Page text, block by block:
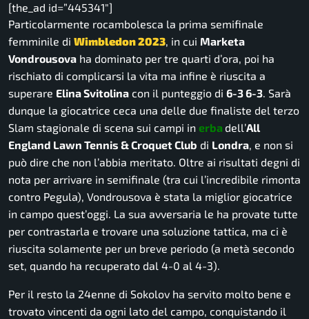
[the_ad id=”445341″]
Particolarmente rocambolesca la prima semifinale
femminile di Wimbledon 2023, in cui Marketa
Vondrousova ha dominato per tre quarti d’ora, poi ha
rischiato di complicarsi la vita ma infine è riuscita a
superare Elina Svitolina con il punteggio di 6-3 6-3. Sarà
dunque la giocatrice ceca una delle due finaliste del terzo
Slam stagionale di scena sui campi in erba dell’All
England Lawn Tennis & Croquet Club di Londra, e non si
può dire che non l’abbia meritato. Oltre ai risultati degni di
nota per arrivare in semifinale (tra cui l’incredibile rimonta
contro Pegula), Vondrousova è stata la miglior giocatrice
in campo quest’oggi. La sua avversaria le ha provate tutte
per contrastarla e trovare una soluzione tattica, ma ci è
riuscita solamente per un breve periodo (a metà secondo
set, quando ha recuperato dal 4-0 al 4-3).
Per il resto la 24enne di Sokolov ha servito molto bene e
trovato vincenti da ogni lato del campo, conquistando il